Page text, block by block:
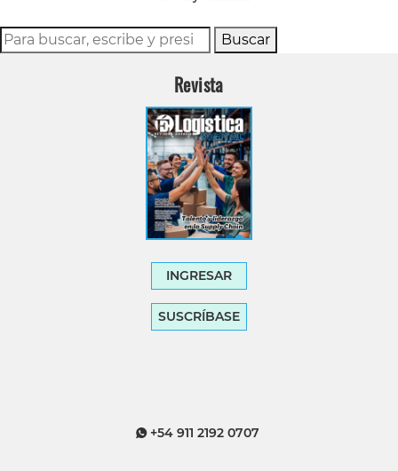
Buscar
Revista
INGRESAR
SUSCRÍBASE
+54 911 2192 0707